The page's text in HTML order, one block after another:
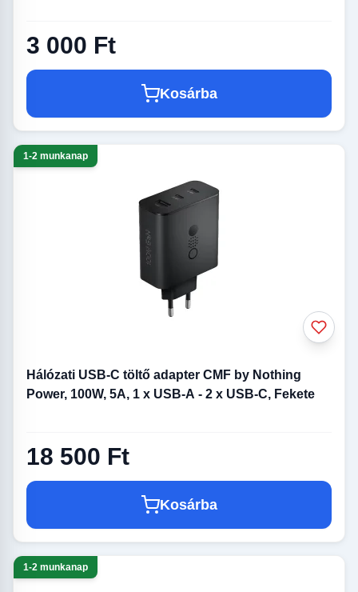
3 000 Ft
Kosárba
1-2 munkanap
Hálózati USB-C töltő adapter CMF by Nothing
Power, 100W, 5A, 1 x USB-A - 2 x USB-C, Fekete
18 500 Ft
Kosárba
1-2 munkanap